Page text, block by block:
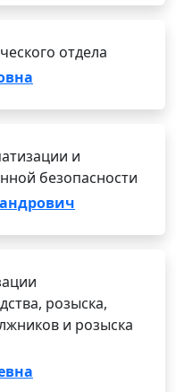
отдела
и
безопасности
розыска,
и розыска